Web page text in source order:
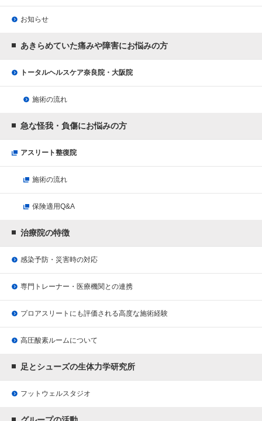
お知らせ
あきらめていた痛みや障害にお悩みの方
トータルヘルスケア奈良院・大阪院
施術の流れ
急な怪我・負傷にお悩みの方
アスリート整復院
施術の流れ
保険適用Q&A
治療院の特徴
感染予防・災害時の対応
専門トレーナー・医療機関との連携
プロアスリートにも評価される高度な施術経験
高圧酸素ルームについて
足とシューズの生体力学研究所
フットウェルスタジオ